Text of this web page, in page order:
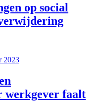
op social
2023
werkgever faalt